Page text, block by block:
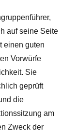
auf seine Seite
einen guten
Vorwürfe
Sie
geprüft
die
am
Zweck der